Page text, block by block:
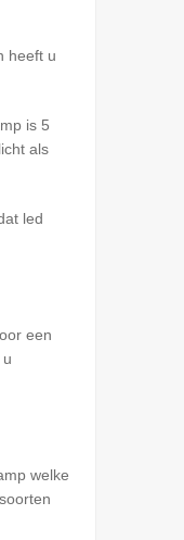
heeft u
is 5
als
led
een
welke